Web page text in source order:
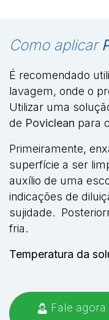
Como aplicar
É recomendado
lavagem, onde o
Utilizar uma
de Poviclean para
Primeiramente,
superfície a ser
auxílio de uma
indicações de
sujidade.
fria.
Temperatura da
Fale